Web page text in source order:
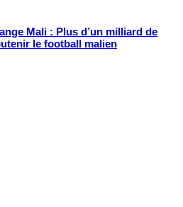
Mali : Plus d’un milliard de
le football malien